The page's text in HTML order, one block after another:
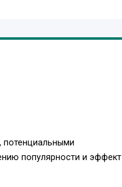
потенциальными
популярности и эффект